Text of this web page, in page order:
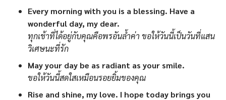
Every morning with you is a blessing. Have a
wonderful day, my dear.
ทุกเช้าที่ได้อยู่กับคุณคือพรอันล้ำค่า ขอให้วันนี้เป็นวันที่แสน
วิเศษนะที่รัก
May your day be as radiant as your smile.
ขอให้วันนี้สดใสเหมือนรอยยิ้มของคุณ
Rise and shine, my love. I hope today brings you